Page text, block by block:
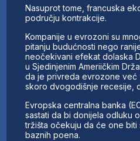
Nasuprot tome, francuska
području kontrakcije.
Kompanije u evrozoni su
pitanju budućnosti nego
neočekivani efekat dolaska
u Sjedinjenim Ameriičkim
da je privreda evrozone već
skoro dvogodišnje recesije,
Evropska centralna banka
sastati da bi donijela odluku
tržišta očekuju da će one biti
baznih poena.